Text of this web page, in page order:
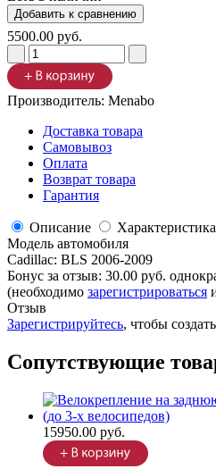
5500.00 руб.
Производитель: Menabo
Доставка товара
Самовывоз
Оплата
Возврат товара
Гарантия
Описание Характеристика
Модель автомобиля
Cadillac: BLS 2006-2009
Бонус за отзыв: 30.00 руб.
(необходимо зарегистрироваться
Отзыв
Зарегистрируйтесь, чтобы
Сопутствующие
15950.00 руб.